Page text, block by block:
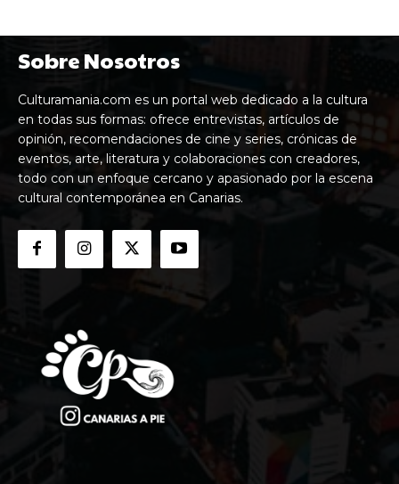
Sobre Nosotros
Culturamania.com es un portal web dedicado a la cultura
en todas sus formas: ofrece entrevistas, artículos de
opinión, recomendaciones de cine y series, crónicas de
eventos, arte, literatura y colaboraciones con creadores,
todo con un enfoque cercano y apasionado por la escena
cultural contemporánea en Canarias.